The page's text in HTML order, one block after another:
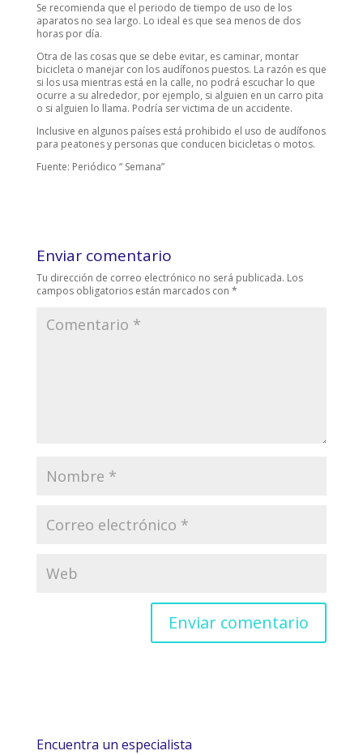
Se recomienda que el periodo de tiempo de uso de los
aparatos no sea largo. Lo ideal es que sea menos de dos
horas por día.
Otra de las cosas que se debe evitar, es caminar, montar
bicicleta o manejar con los audífonos puestos. La razón es que
si los usa mientras está en la calle, no podrá escuchar lo que
ocurre a su alrededor, por ejemplo, si alguien en un carro pita
o si alguien lo llama. Podría ser victima de un accidente.
Inclusive en algunos países está prohibido el uso de audífonos
para peatones y personas que conducen bicicletas o motos.
Fuente: Periódico “ Semana”
Enviar comentario
Tu dirección de correo electrónico no será publicada. Los
campos obligatorios están marcados con *
Encuentra un especialista